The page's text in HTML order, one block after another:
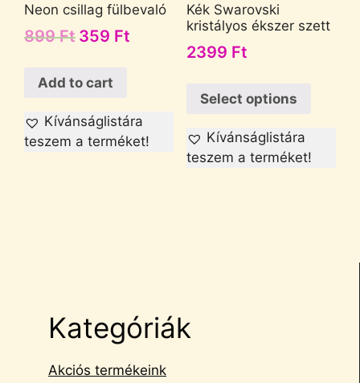
Neon csillag fülbevaló
899Ft 359 Ft
Add to cart
Kívánságlistára
teszem a terméket!
Kék Swarovski
kristályos ékszer szett
2399 Ft
Select options
Kívánságlistára
teszem a terméket!
Kategóriák
Akciós termékeink